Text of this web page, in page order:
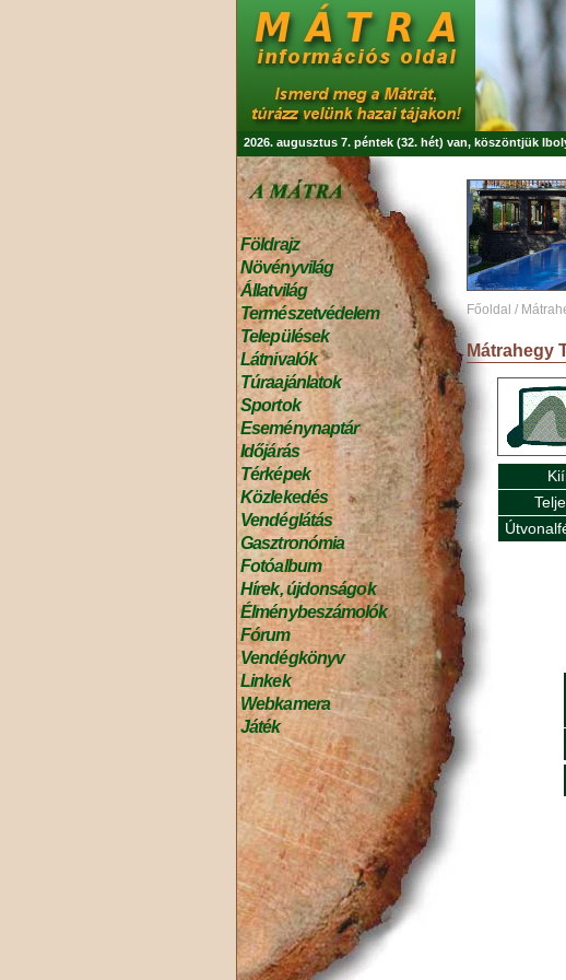
2026. augusztus 7. péntek (32. hét) van, köszöntjük
Földrajz
Növényvilág
Állatvilág
Természetvédelem
Települések
Látnivalók
Túraajánlatok
Sportok
Eseménynaptár
Időjárás
Térképek
Közlekedés
Vendéglátás
Gasztronómia
Fotóalbum
Hírek, újdonságok
Élménybeszámolók
Fórum
Vendégkönyv
Linkek
Webkamera
Játék
Főoldal /
Mátrahegy